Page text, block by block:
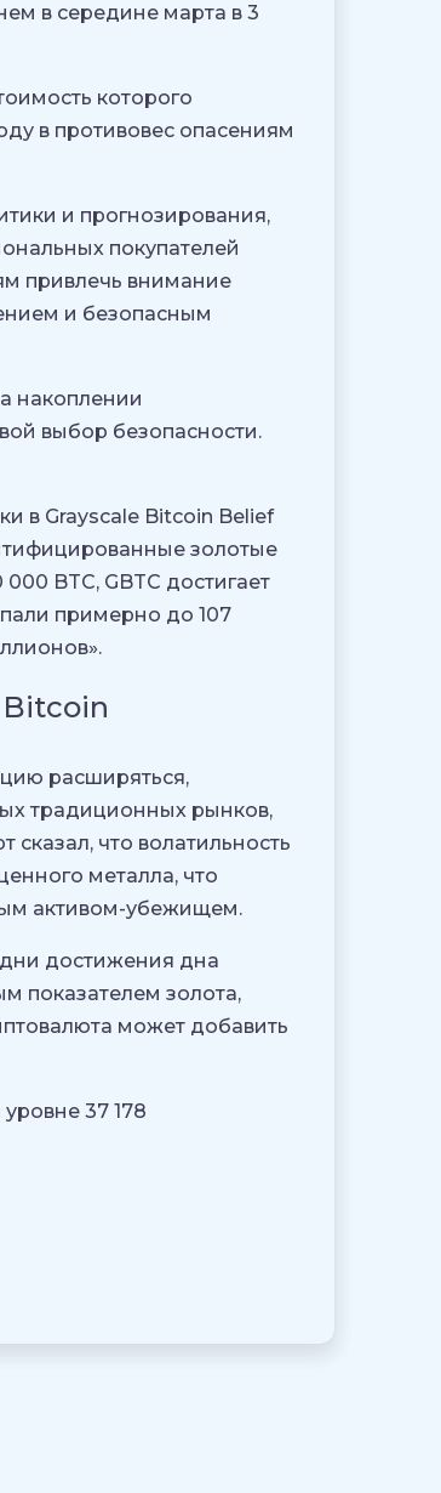
в середине марта в 3
которого
в противовес опасениям
и прогнозирования,
покупателей
привлечь внимание
и безопасным
накоплении
выбор безопасности.
в Grayscale Bitcoin Belief
золотые
BTC, GBTC достигает
примерно до 107
расширяться,
традиционных рынков,
сказал, что волатильность
металла, что
активом-убежищем.
дни достижения дна
показателем золота,
может добавить
37 178